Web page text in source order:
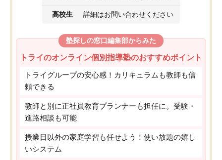
高校生 詳細はお問い合わせください
塾探しの窓口編集部からみた
トライのオンライン個別指導塾のおすすめポイント
トライグループの安心感！カリキュラムも教師も信
頼できる
教師と別に正社員教育プランナーも担任に。受験・
進路相談も可能
授業日以外の家庭学習も任せよう！使い放題の嬉し
いシステム